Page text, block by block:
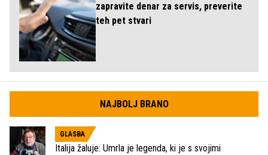
zapravite denar za servis, preverite
teh pet stvari
NAJBOLJ BRANO
GLASBA
Italija žaluje: Umrla je legenda, ki je s svojimi